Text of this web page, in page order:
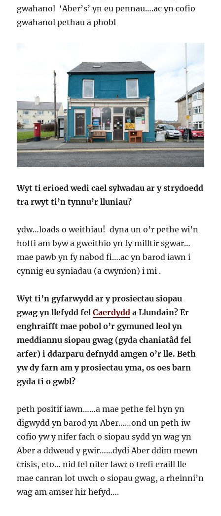
gwahanol ‘Aber’s’ yn eu pennau….ac yn cofio
gwahanol pethau a phobl
Wyt ti erioed wedi cael sylwadau ar y strydoedd
tra rwyt ti’n tynnu’r lluniau?
ydw…loads o weithiau! dyna un o’r pethe wi’n
hoffi am byw a gweithio yn fy milltir sgwar…
mae pawb yn fy nabod fi….ac yn barod iawn i
cynnig eu syniadau (a cwynion) i mi .
Wyt ti’n gyfarwydd ar y prosiectau siopau
gwag yn llefydd felCaerdydd a Llundain? Er
enghraifft mae pobol o’r gymuned leol yn
meddiannu siopau gwag (gyda chaniatâd fel
arfer) i ddarparu defnydd amgen o’r lle. Beth
yw dy farn am y prosiectau yma, os oes barn
gyda ti o gwbl?
peth positif iawn……a mae pethe fel hyn yn
digwydd yn barod yn Aber……ond un peth iw
cofio yw y nifer fach o siopau sydd yn wag yn
Aber a ddweud y gwir……dydi Aber ddim mewn
crisis, eto… nid fel nifer fawr o trefi eraill lle
mae canran lot uwch o siopau gwag, a rheinni’n
wag am amser hir hefyd….